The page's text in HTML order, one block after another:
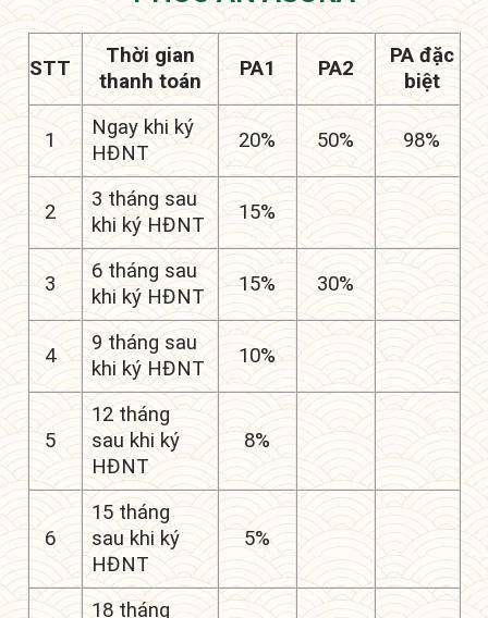
STT
Thời gian
thanh toán
PA1 PA2
PA đặc
biệt
1
Ngay khi ký
HĐNT
20% 50% 98%
2
3 tháng sau
khi ký HĐNT
15%
3
6 tháng sau
khi ký HĐNT
15% 30%
4
9 tháng sau
khi ký HĐNT
10%
5
12 tháng
sau khi ký
HĐNT
8%
6
15 tháng
sau khi ký
HĐNT
5%
18 tháng